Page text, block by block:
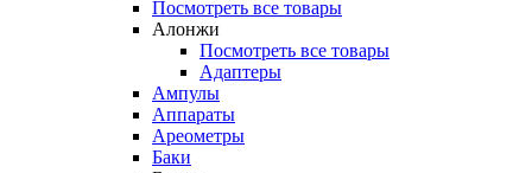
Посмотреть все товары
Алонжи
Посмотреть все товары
Адаптеры
Ампулы
Аппараты
Ареометры
Баки